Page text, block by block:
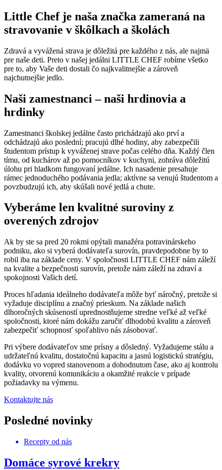
Little Chef je naša značka zameraná na
stravovanie v škôlkach a školách
Zdravá a vyvážená strava je dôležitá pre každého z nás, ale najmä
pre naše deti. Preto v našej jedálni LITTLE CHEF robíme všetko
pre to, aby Vaše deti dostali čo najkvalitnejšie a zároveň
najchutnejšie jedlo.
Naši zamestnanci – naši hrdinovia a
hrdinky
Zamestnanci školskej jedálne často prichádzajú ako prví a
odchádzajú ako poslední; pracujú dlhé hodiny, aby zabezpečili
študentom prístup k vyváženej strave počas celého dňa. Každý člen
tímu, od kuchárov až po pomocníkov v kuchyni, zohráva dôležitú
úlohu pri hladkom fungovaní jedálne. Ich nasadenie presahuje
rámec jednoduchého podávania jedla; aktívne sa venujú študentom a
povzbudzujú ich, aby skúšali nové jedlá a chute.
Vyberáme len kvalitné suroviny z
overených zdrojov
Ak by ste sa pred 20 rokmi opýtali manažéra potravinárskeho
podniku, ako si vyberá dodávateľa surovín, pravdepodobne by to
robil iba na základe ceny. V spoločnosti LITTLE CHEF nám záleží
na kvalite a bezpečnosti surovín, pretože nám záleží na zdraví a
spokojnosti Vašich detí.
Proces hľadania ideálneho dodávateľa môže byť náročný, pretože si
vyžaduje disciplínu a značný prieskum. Na základe našich
dlhoročných skúseností uprednostňujeme stredne veľké až veľké
spoločnosti, ktoré nám dokážu zaručiť dlhodobú kvalitu a zároveň
zabezpečiť schopnosť spoľahlivo nás zásobovať.
Pri výbere dodávateľov sme prísny a dôsledný. Vyžadujeme stálu a
udržateľnú kvalitu, dostatočnú kapacitu a jasnú logistickú stratégiu,
dodávku vo vopred stanovenom a dohodnutom čase, ako aj kontrolu
kvality, otvorenú komunikáciu a okamžité reakcie v prípade
požiadavky na výmenu.
Kontaktujte nás
Posledné novinky
Recepty od nás
Domáce syrové krekry